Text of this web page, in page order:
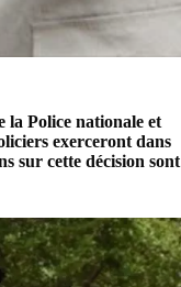
la Police nationale et
exerceront dans
sur cette décision sont